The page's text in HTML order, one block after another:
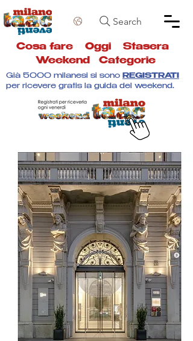
Search
Cosa fare Oggi Stasera
Weekend
Categorie
Già 5000 milanesi si sono REGISTRATI
per ricevere gratis la guida del weekend.